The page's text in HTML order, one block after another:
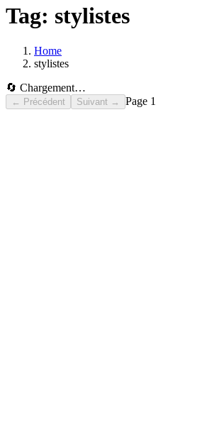
Tag: stylistes
Home
stylistes
🔄 Chargement…
← Précédent Suivant → Page 1